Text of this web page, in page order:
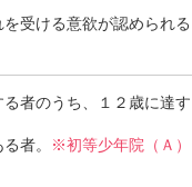
受ける意欲が認められる
者のうち、１２歳に達す
者。
※初等少年院（Ａ）